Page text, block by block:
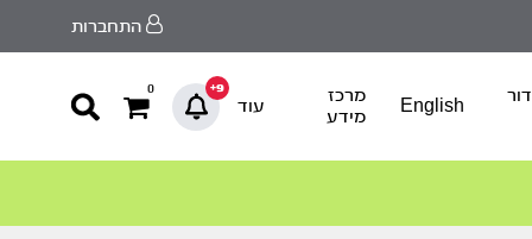
התחברות
English
מרכז
מידע
עוד
9+
0